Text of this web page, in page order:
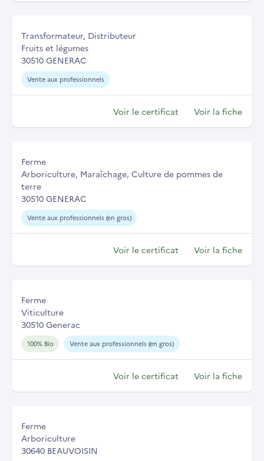
Transformateur, Distributeur
Fruits et légumes
30510 GENERAC
Vente aux professionnels
Voir le certificat Voir la fiche
Ferme
Arboriculture, Maraîchage, Culture de pommes de
terre
30510 GENERAC
Vente aux professionnels (en gros)
Voir le certificat Voir la fiche
Ferme
Viticulture
30510 Generac
100% Bio Vente aux professionnels (en gros)
Voir le certificat Voir la fiche
Ferme
Arboriculture
30640 BEAUVOISIN